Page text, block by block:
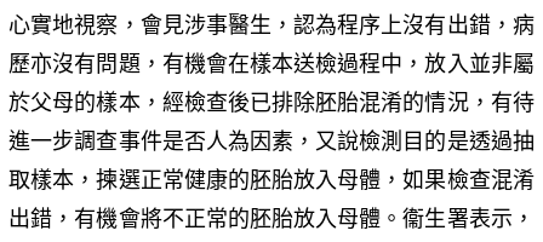
心實地視察，會見涉事醫生，認為程序上沒有出錯，病
歷亦沒有問題，有機會在樣本送檢過程中，放入並非屬
於父母的樣本，經檢查後已排除胚胎混淆的情況，有待
進一步調查事件是否人為因素，又說檢測目的是透過抽
取樣本，揀選正常健康的胚胎放入母體，如果檢查混淆
出錯，有機會將不正常的胚胎放入母體。衞生署表示，